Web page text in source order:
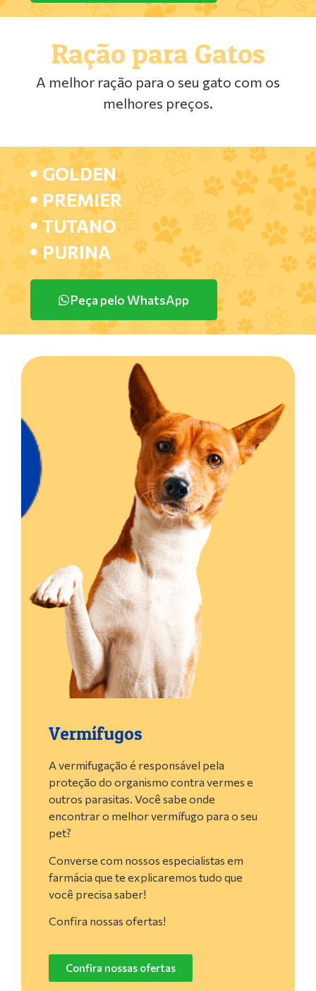
Ração para Gatos
A melhor ração para o seu gato com os
melhores preços.
GOLDEN
PREMIER
TUTANO
PURINA
Peça pelo WhatsApp
Vermífugos
A vermifugação é responsável pela
proteção do organismo contra vermes e
outros parasitas. Você sabe onde
encontrar o melhor vermífugo para o seu
pet?
Converse com nossos especialistas em
farmácia que te explicaremos tudo que
você precisa saber!
Confira nossas ofertas!
Confira nossas ofertas